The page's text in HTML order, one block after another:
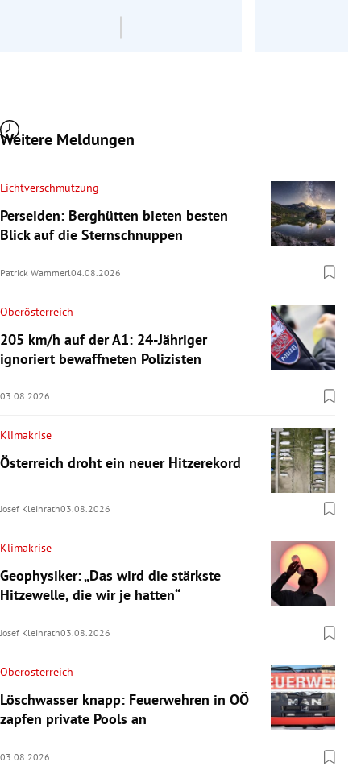
Weitere Meldungen
Lichtverschmutzung
Perseiden: Berghütten bieten besten
Blick auf die Sternschnuppen
Patrick Wammerl04.08.2026
Oberösterreich
205 km/h auf der A1: 24-Jähriger
ignoriert bewaffneten Polizisten
03.08.2026
Klimakrise
Österreich droht ein neuer Hitzerekord
Josef Kleinrath03.08.2026
Klimakrise
Geophysiker: „Das wird die stärkste
Hitzewelle, die wir je hatten“
Josef Kleinrath03.08.2026
Oberösterreich
Löschwasser knapp: Feuerwehren in OÖ
zapfen private Pools an
03.08.2026